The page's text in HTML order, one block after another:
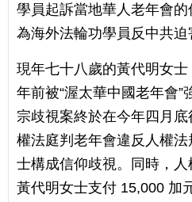
學員起訴當地華人老年會的
為海外法輪功學員反中共迫
現年七十八歲的黃代明女
年前被“渥太華中國老年會”
宗歧視案終於在今年四月
權法庭判老年會違反人權
士構成信仰歧視。同時，
黃代明女士支付 15,000 加